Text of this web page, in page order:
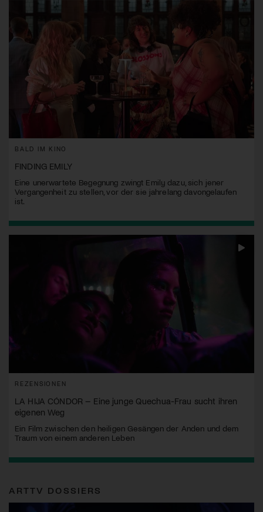
BALD IM KINO
FINDING EMILY
Eine unerwartete Begegnung zwingt Emily dazu, sich jener
Vergangenheit zu stellen, vor der sie jahrelang davongelaufen
ist.
REZENSIONEN
LA HIJA CÓNDOR – Eine junge Quechua-Frau sucht ihren
eigenen Weg
Ein Film zwischen den heiligen Gesängen der Anden und dem
Traum von einem anderen Leben
ARTTV DOSSIERS